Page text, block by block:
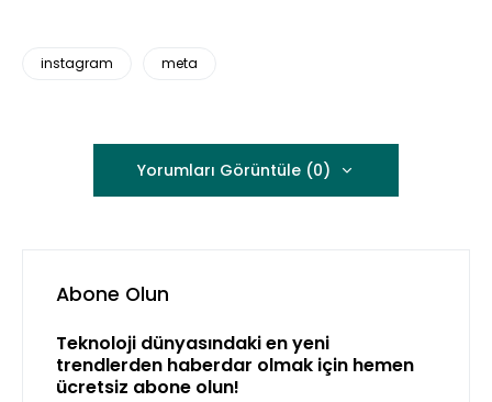
instagram meta
Yorumları Görüntüle (0)
Abone Olun
Teknoloji dünyasındaki en yeni
trendlerden haberdar olmak için hemen
ücretsiz abone olun!